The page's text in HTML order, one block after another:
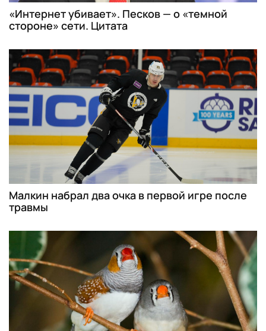
«Интернет убивает». Песков — о «темной
стороне» сети. Цитата
Малкин набрал два очка в первой игре после
травмы